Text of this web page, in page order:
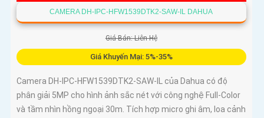
CAMERA DH-IPC-HFW1539DTK2-SAW-IL DAHUA
Giá Bán: Liên Hệ
Giá Khuyến Mại: 5%-35%
Camera DH-IPC-HFW1539DTK2-SAW-IL của Dahua có độ
phân giải 5MP cho hình ảnh sắc nét với công nghệ Full-Color
và tầm nhìn hồng ngoại 30m. Tích hợp micro ghi âm, loa cảnh